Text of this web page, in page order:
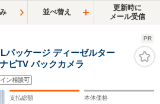
並べ替え
更新時に
メール受信
PR
ッケージ ディーゼルター
ビTV バックカメラ
ン相談可
支払総額 本体価格